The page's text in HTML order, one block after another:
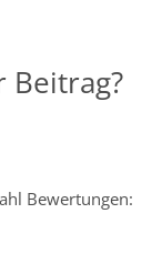
Beitrag?
Bewertungen: